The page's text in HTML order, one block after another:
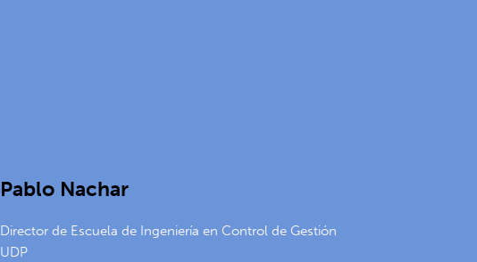
Pablo Nachar
Director de Escuela de Ingeniería en Control de Gestión
UDP